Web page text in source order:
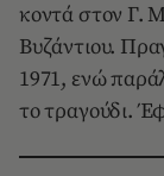
κοντά στον Γ.
Βυζάντιου.
1971, ενώ
το τραγούδι.